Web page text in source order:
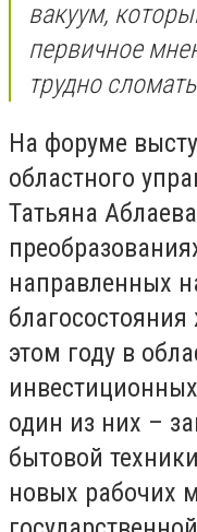
вакуум,
первичное
трудно
На форуме
областного
Татьяна
направленных
этом году в
один из них –
бытовой
новых рабочих